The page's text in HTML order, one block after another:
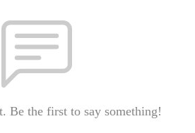
Be the first to say something!